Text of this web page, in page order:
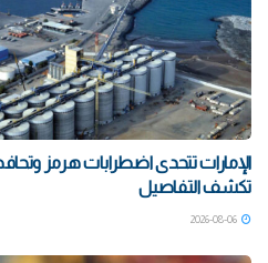
الإمارات تتحدى اضطرابات هرمز
تكشف التفاصيل